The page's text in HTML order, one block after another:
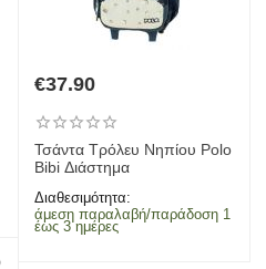
€37.90
Τσάντα Τρόλευ Νηπίου Polo
Bibi Διάστημα
Διαθεσιμότητα:
άμεση παραλαβή/παράδοση 1
έως 3 ημέρες